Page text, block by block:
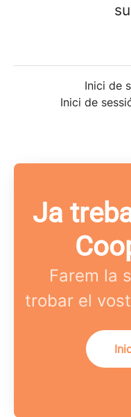
Inici de
Inici de
Ja
Farem la
trobar el